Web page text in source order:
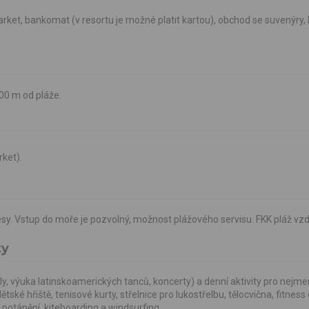
bankomat (v resortu je možné platit kartou), obchod se suvenýry,
m od pláže.
Vstup do moře je pozvolný, možnost plážového servisu. FKK pláž
výuka latinskoamerických tanců, koncerty) a denní aktivity pro
hřiště, tenisové kurty, střelnice pro lukostřelbu, tělocvična, fitness